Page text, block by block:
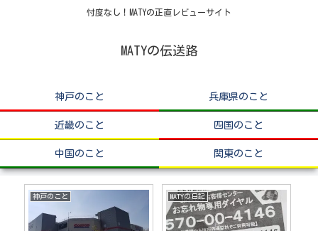
忖度なし！MATYの正直レビューサイト
MATYの伝送路
神戸のこと 兵庫県のこと
近畿のこと 四国のこと
中国のこと 関東のこと
神戸のこと MATYの日記